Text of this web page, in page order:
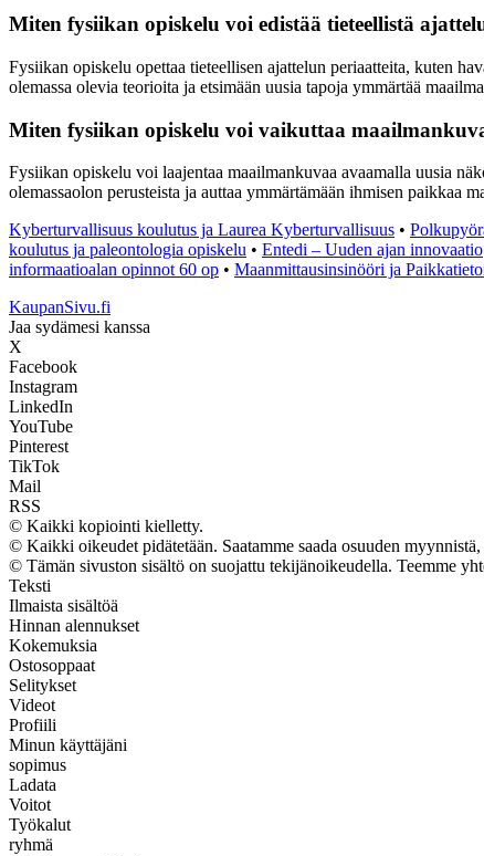
Miten fysiikan opiskelu voi edistää tieteellistä
Fysiikan opiskelu opettaa tieteellisen ajattelun periaatteita, kuten
olemassa olevia teorioita ja etsimään uusia tapoja ymmärtää
Miten fysiikan opiskelu voi vaikuttaa
Fysiikan opiskelu voi laajentaa maailmankuvaa avaamalla uusia
olemassaolon perusteista ja auttaa ymmärtämään ihmisen paikkaa
Kyberturvallisuus koulutus ja Laurea Kyberturvallisuus •
koulutus ja paleontologia opiskelu • Entedi – Uuden ajan innovaatio
informaatioalan opinnot 60 op • Maanmittausinsinööri ja
KaupanSivu.fi
Jaa sydämesi kanssa
X
Facebook
Instagram
LinkedIn
YouTube
Pinterest
TikTok
Mail
RSS
© Kaikki kopiointi kielletty.
© Kaikki oikeudet pidätetään. Saatamme saada osuuden
© Tämän sivuston sisältö on suojattu tekijänoikeudella. Teemme
Teksti
Ilmaista sisältöä
Hinnan alennukset
Kokemuksia
Ostosoppaat
Selitykset
Videot
Profiili
Minun käyttäjäni
sopimus
Ladata
Voitot
Työkalut
ryhmä